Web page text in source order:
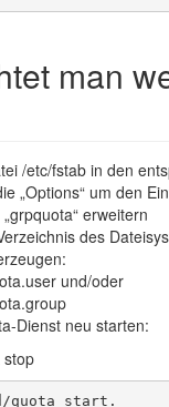
man
/etc/fstab in den
„Options“ um den
erweitern
des
und/oder
Dienst neu starten:
stop
start.